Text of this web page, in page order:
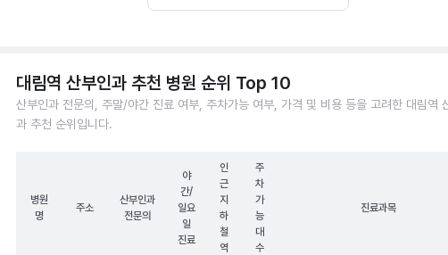
대림역 산부인과 추천 병원 순위 Top 10
산부인과 전문의, 주말/야간 진료 여부, 주차가능 여부, 가격 및 비용 등을 고려한 대림역
과 추천 순위입니다.
병원
명
주소
산부인과
전문의
야
간/
일요
일
진료
인
근
지
하
철
역
주
차
가
능
대
수
진료과목